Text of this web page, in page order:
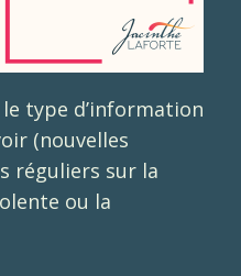
type d’information
(nouvelles
réguliers sur la
ou la